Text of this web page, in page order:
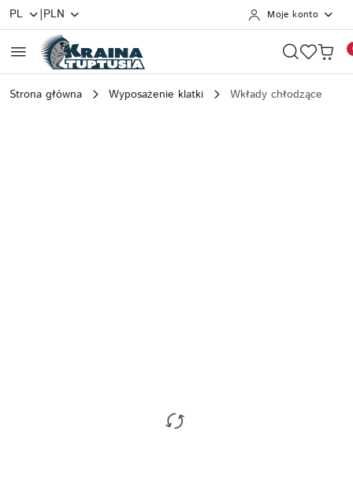
Przejdź do treści głównej
Przejdź do wyszukiwarki
Przejdź do moje konto
Przejdź do menu głównego
Przejdź do opisu produktu
Przejdź do stopki
PL |PLN Moje konto
Strona główna Wyposażenie klatki Wkłady chłodzące